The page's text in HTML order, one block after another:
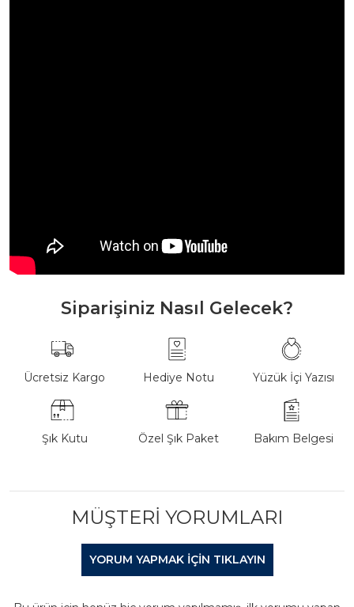
Siparişiniz Nasıl Gelecek?
Ücretsiz Kargo Hediye Notu Yüzük İçi Yazısı
Şık Kutu Özel Şık Paket Bakım Belgesi
MÜŞTERI YORUMLARI
YORUM YAPMAK IÇIN TIKLAYIN